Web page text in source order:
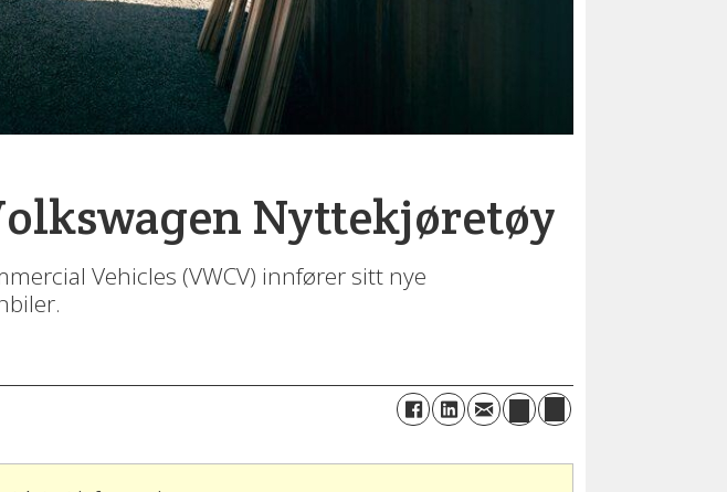
Nyttekjøretøy
Vehicles (VWCV) innfører sitt nye